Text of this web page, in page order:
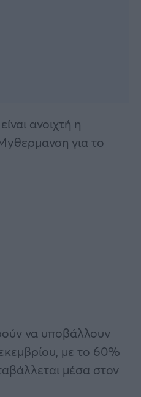
ανοιχτή η
για το
να υποβάλλουν
με το 60%
μέσα στον